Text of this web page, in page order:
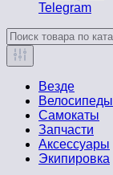
Telegram
Везде
Велосипеды
Самокаты
Запчасти
Аксессуары
Экипировка